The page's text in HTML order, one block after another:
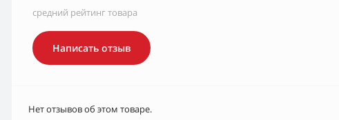
средний рейтинг товара
Написать отзыв
Нет отзывов об этом товаре.